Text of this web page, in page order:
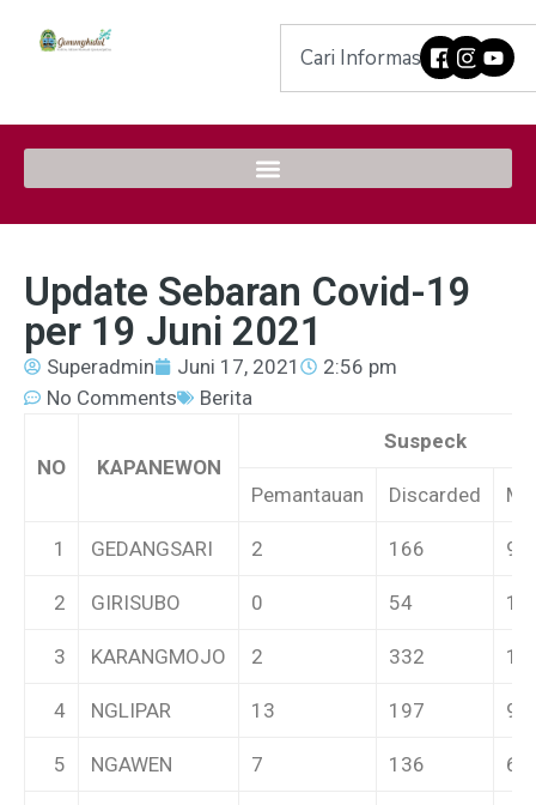
Update Sebaran Covid-19
per 19 Juni 2021
Superadmin Juni 17, 2021
2:56 pm
No Comments
Berita
NO KAPANEWON
Suspeck
Pemantauan Discarded
1 GEDANGSARI 2 166 9
2 GIRISUBO 0 54 1
3 KARANGMOJO 2 332 12
4 NGLIPAR 13 197 9
5 NGAWEN 7 136 6